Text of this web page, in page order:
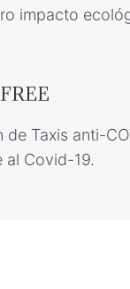
impacto
de Taxis anti-
al Covid-19.